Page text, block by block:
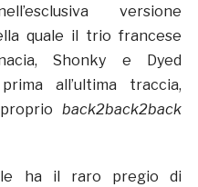
versione
quale il trio francese
Shonky e Dyed
all’ultima traccia,
back2back2back
ha il raro pregio di